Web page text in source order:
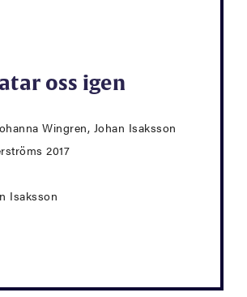
oss igen
Wingren, Johan Isaksson
2017
Isaksson